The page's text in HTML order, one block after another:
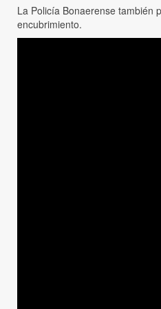
La Policía Bonaerense también
encubrimiento.